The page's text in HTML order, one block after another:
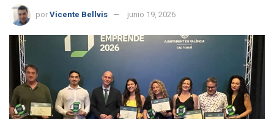
por Vicente Bellvis junio 19, 2026